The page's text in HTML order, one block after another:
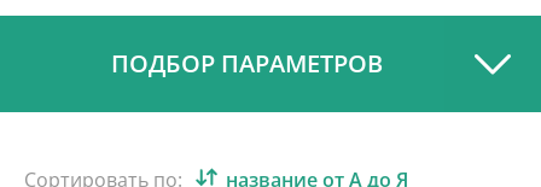
ПОДБОР ПАРАМЕТРОВ
Сортировать по: название от А до Я